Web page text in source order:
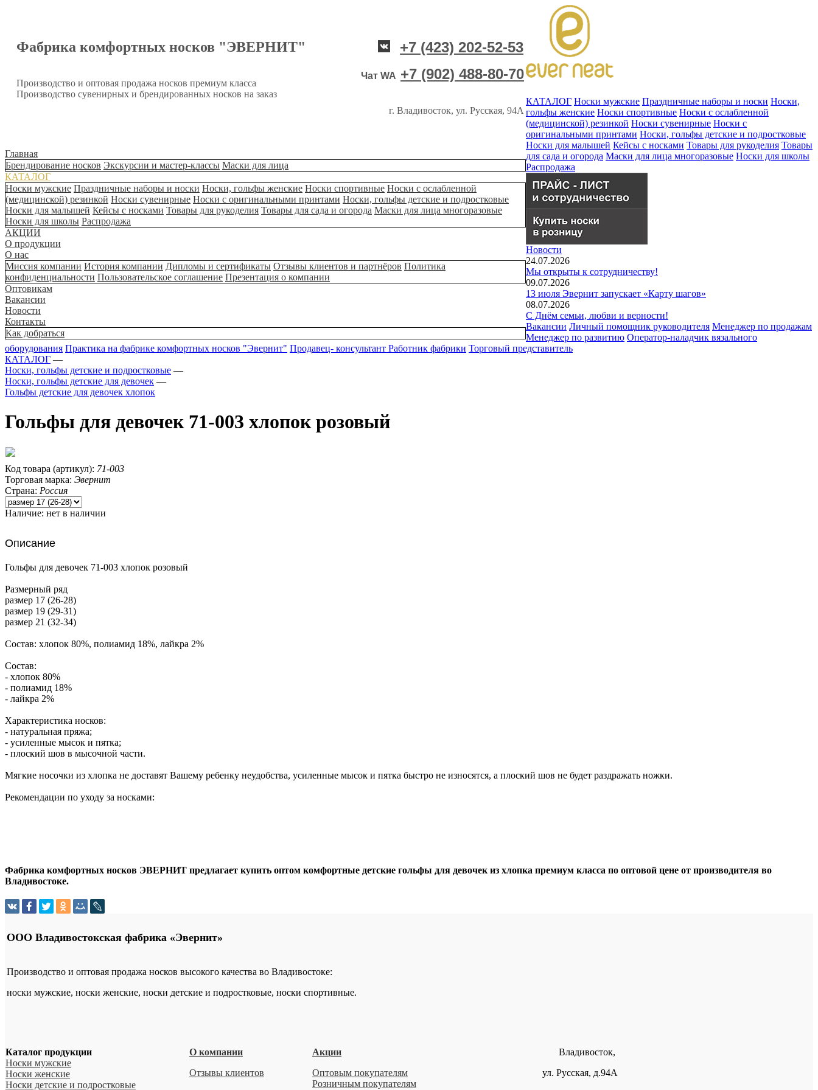
Фабрика комфортных носков "ЭВЕРНИТ"
Производство и оптовая продажа носков премиум класса
Производство сувенирных и брендированных носков на заказ
+7 (423) 202-52-53
Чат WA +7 (902) 488-80-70
г. Владивосток, ул. Русская, 94А
Главная
Брендирование носков Экскурсии и мастер-классы Маски для лица
КАТАЛОГ
Носки мужские Праздничные наборы и носки Носки, гольфы женские Носки спортивные Носки с ослабленной
(медицинской) резинкой Носки сувенирные Носки с оригинальными принтами Носки, гольфы детские и подростковые
Носки для малышей Кейсы с носками Товары для рукоделия Товары для сада и огорода Маски для лица многоразовые
Носки для школы Распродажа
АКЦИИ
О продукции
О нас
Миссия компании История компании Дипломы и сертификаты Отзывы клиентов и партнёров Политика
конфиденциальности Пользовательское соглашение Презентация о компании
Оптовикам
Вакансии
Новости
Контакты
Как добраться
КАТАЛОГ Носки мужские Праздничные наборы и носки Носки,
гольфы женские Носки спортивные Носки с ослабленной
(медицинской) резинкой Носки сувенирные Носки с
оригинальными принтами Носки, гольфы детские и подростковые
Носки для малышей Кейсы с носками Товары для рукоделия Товары
для сада и огорода Маски для лица многоразовые Носки для школы
Распродажа
Новости
24.07.2026
Мы открыты к сотрудничеству!
09.07.2026
13 июля Эвернит запускает «Карту шагов»
08.07.2026
С Днём семьи, любви и верности!
Вакансии Личный помощник руководителя Менеджер по продажам
Менеджер по развитию Оператор-наладчик вязального
оборудования Практика на фабрике комфортных носков "Эвернит" Продавец- консультант Работник фабрики Торговый представитель
КАТАЛОГ —
Носки, гольфы детские и подростковые —
Носки, гольфы детские для девочек —
Гольфы детские для девочек хлопок
Гольфы для девочек 71-003 хлопок розовый
Код товара (артикул): 71-003
Торговая марка: Эвернит
Страна: Россия
Наличие: нет в наличии
Описание
Гольфы для девочек 71-003 хлопок розовый
Размерный ряд
размер 17 (26-28)
размер 19 (29-31)
размер 21 (32-34)
Состав: хлопок 80%, полиамид 18%, лайкра 2%
Состав:
- хлопок 80%
- полиамид 18%
- лайкра 2%
Характеристика носков:
- натуральная пряжа;
- усиленные мысок и пятка;
- плоский шов в мысочной части.
Мягкие носочки из хлопка не доставят Вашему ребенку неудобства, усиленные мысок и пятка быстро не износятся, а плоский шов не будет раздражать ножки.
Рекомендации по уходу за носками:
Фабрика комфортных носков ЭВЕРНИТ предлагает купить оптом комфортные детские гольфы для девочек из хлопка премиум класса по оптовой цене от производителя во
Владивостоке.
ООО Владивостокская фабрика «Эвернит»
Производство и оптовая продажа носков высокого качества во Владивостоке:
носки мужские, носки женские, носки детские и подростковые, носки спортивные.
Каталог продукции
Носки мужские
Носки женские
Носки детские и подростковые
О компании
Отзывы клиентов
Акции
Оптовым покупателям
Розничным покупателям
Владивосток,
ул. Русская, д.94А